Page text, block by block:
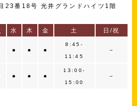
23番18号 光井グランドハイツ1階
水 木 金 土 日/祝
● ● ●
8:45-
11:45
－
● ● ●
13:00-
15:00
－